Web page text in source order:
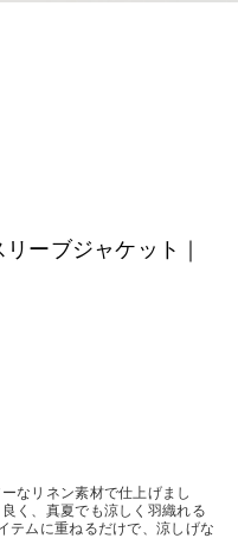
ーブジャケット｜
なリネン素材で仕上げまし
く、真夏でも涼しく羽織れる
テムに重ねるだけで、涼しげな